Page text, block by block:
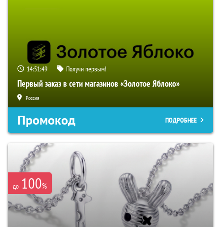
14:51:49 Получи первым!
Первый заказ в сети магазинов «Золотое Яблоко»
Россия
Промокод ПОДРОБНЕЕ
до 100%